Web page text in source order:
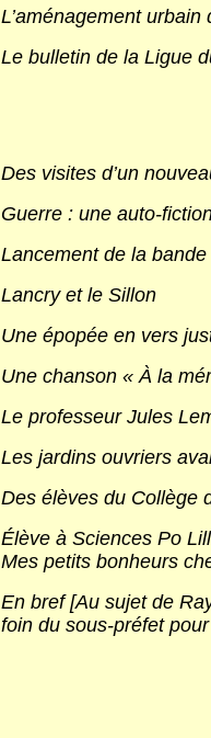
L’aménagement
Le bulletin de la Ligue
Des visites d’un
Guerre : une auto-
Lancement de la
Lancry et le Sillon
Une épopée en vers
Une chanson « À la
Le professeur Jules
Les jardins ouvriers
Des élèves du Collège
Élève à Sciences Po
Mes petits bonheurs
En bref [Au sujet de
foin du sous-préfet